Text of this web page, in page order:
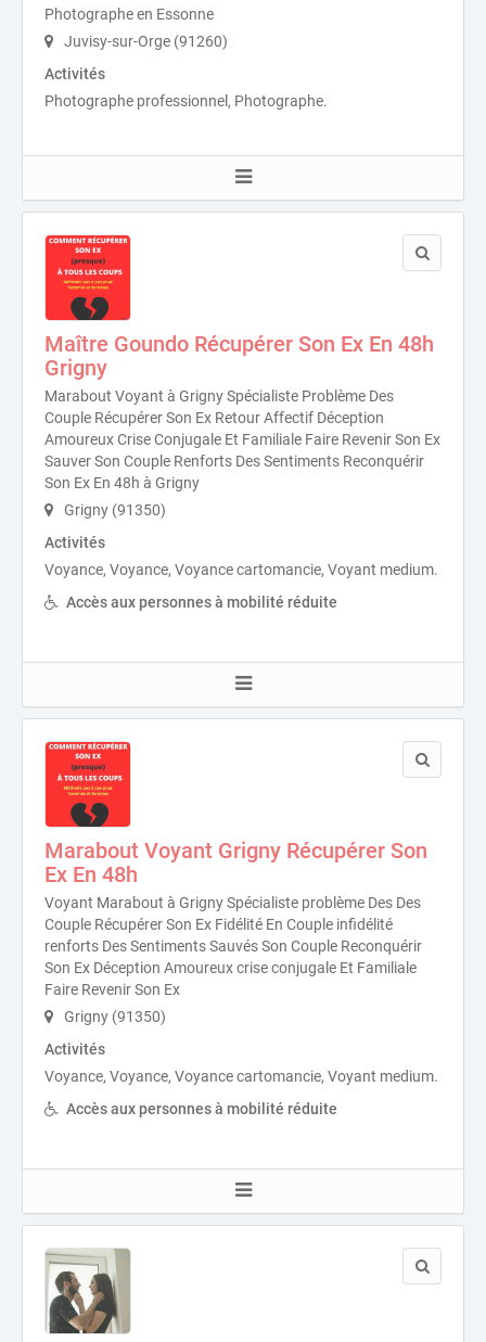
Photographe en Essonne
Juvisy-sur-Orge (91260)
Activités
Photographe professionnel, Photographe.
Maître Goundo Récupérer Son Ex En 48h
Grigny
Marabout Voyant à Grigny Spécialiste Problème Des
Couple Récupérer Son Ex Retour Affectif Déception
Amoureux Crise Conjugale Et Familiale Faire Revenir Son Ex
Sauver Son Couple Renforts Des Sentiments Reconquérir
Son Ex En 48h à Grigny
Grigny (91350)
Activités
Voyance, Voyance, Voyance cartomancie, Voyant medium.
Accès aux personnes à mobilité réduite
Marabout Voyant Grigny Récupérer Son
Ex En 48h
Voyant Marabout à Grigny Spécialiste problème Des Des
Couple Récupérer Son Ex Fidélité En Couple infidélité
renforts Des Sentiments Sauvés Son Couple Reconquérir
Son Ex Déception Amoureux crise conjugale Et Familiale
Faire Revenir Son Ex
Grigny (91350)
Activités
Voyance, Voyance, Voyance cartomancie, Voyant medium.
Accès aux personnes à mobilité réduite